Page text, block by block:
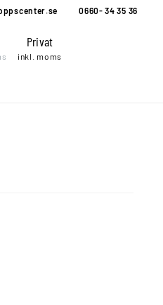
0660- 34 35 36
Privat
inkl. moms